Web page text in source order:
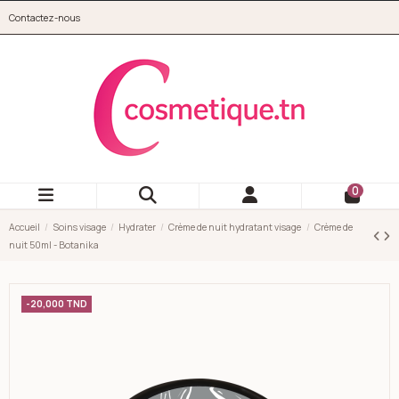
Contactez-nous
0
Accueil Soins visage Hydrater Crème de nuit hydratant visage
Crème de
nuit 50ml - Botanika
-20,000 TND